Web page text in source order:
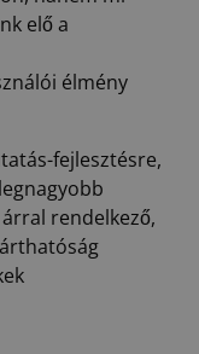
elő a
élmény
fejlesztésre,
rendelkező,